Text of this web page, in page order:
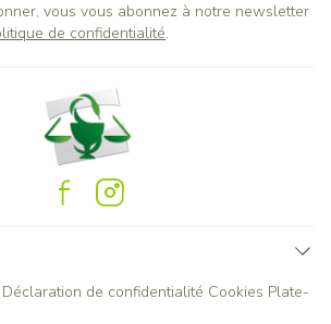
vous vous abonnez à notre newsletter
de confidentialité.
Déclaration de confidentialité Cookies Plate-